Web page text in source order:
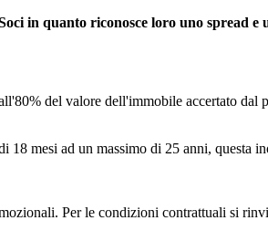
in quanto riconosce loro uno spread
del valore dell'immobile accertato dal
mesi ad un massimo di 25 anni, questa
Per le condizioni contrattuali si